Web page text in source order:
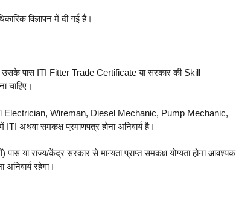
विज्ञापन में दी गई है।
उसके पास ITI Fitter Trade Certificate या सरकार की Skill
चाहिए।
Electrician, Wireman, Diesel Mechanic, Pump Mechanic,
समकक्ष प्रमाणपत्र होना अनिवार्य है।
या राज्य/केंद्र सरकार से मान्यता प्राप्त समकक्ष योग्यता होना आवश्यक
रहेगा।